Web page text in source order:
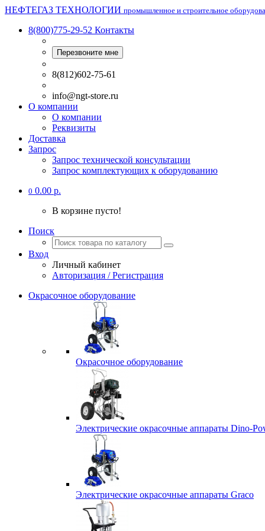
НЕФТЕГАЗ ТЕХНОЛОГИИ промышленное и строительное
8(800)775-29-52 Контакты
Перезвоните мне
8(812)602-75-61
info@ngt-store.ru
О компании
О компании
Реквизиты
Доставка
Запрос
Запрос технической консультации
Запрос комплектующих к оборудованию
0 0.00 р.
В корзине пусто!
Поиск
Вход
Личный кабинет
Авторизация / Регистрация
Окрасочное оборудование
Окрасочное оборудование
Электрические окрасочные аппараты Dino-
Электрические окрасочные аппараты Graco